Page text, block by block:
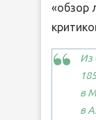
«обзор
Из
в
в